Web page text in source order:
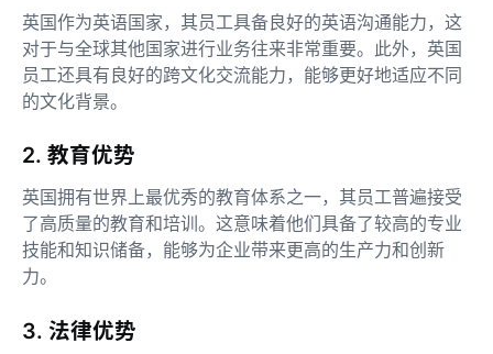
英国作为英语国家，其员工具备良好的英语沟通能力，这
对于与全球其他国家进行业务往来非常重要。此外，英国
员工还具有良好的跨文化交流能力，能够更好地适应不同
的文化背景。
2. 教育优势
英国拥有世界上最优秀的教育体系之一，其员工普遍接受
了高质量的教育和培训。这意味着他们具备了较高的专业
技能和知识储备，能够为企业带来更高的生产力和创新
力。
3. 法律优势